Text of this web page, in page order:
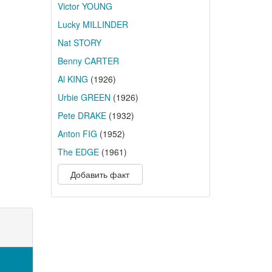
Victor YOUNG
Lucky MILLINDER
Nat STORY
Benny CARTER
Al KING (1926)
Urbie GREEN (1926)
Pete DRAKE(1932)
Anton FIG (1952)
The EDGE(1961)
Добавить факт